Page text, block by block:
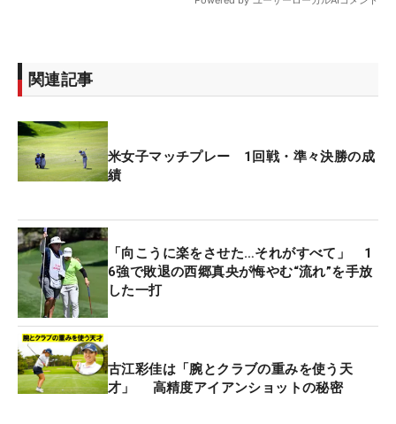
関連記事
米女子マッチプレー 1回戦・準々決勝の成
績
「向こうに楽をさせた…それがすべて」 1
6強で敗退の西郷真央が悔やむ“流れ”を手放
した一打
古江彩佳は「腕とクラブの重みを使う天
才」 高精度アイアンショットの秘密